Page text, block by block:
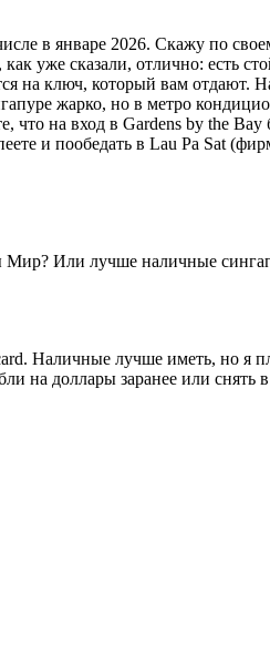
в январе 2026. Скажу по
уже сказали, отлично: есть
на ключ, который вам
жарко, но в метро
что на вход в Gardens by the
и пообедать в Lau Pa Sat
Или лучше наличные
Наличные лучше иметь, но я
доллары заранее или снять